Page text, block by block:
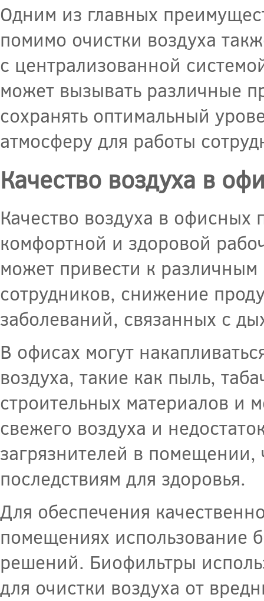
Одним из главных
помимо очистки воздуха
с централизованной
может вызывать различные
сохранять оптимальный
атмосферу для работы
Качество воздуха в
Качество воздуха в
комфортной и здоровой
может привести к
сотрудников, снижение
заболеваний, связанных с
В офисах могут
воздуха, такие как пыль,
строительных материалов и
свежего воздуха и
загрязнителей в
последствиям для здоровья.
Для обеспечения
помещениях использование
решений. Биофильтры
для очистки воздуха от